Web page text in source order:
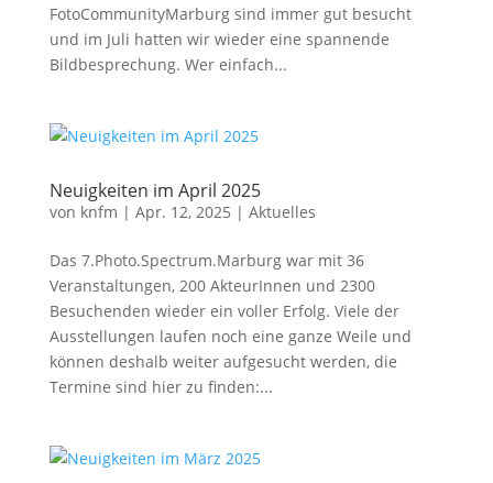
FotoCommunityMarburg sind immer gut besucht
und im Juli hatten wir wieder eine spannende
Bildbesprechung. Wer einfach...
Neuigkeiten im April 2025
von knfm | Apr. 12, 2025 | Aktuelles
Das 7.Photo.Spectrum.Marburg war mit 36
Veranstaltungen, 200 AkteurInnen und 2300
Besuchenden wieder ein voller Erfolg. Viele der
Ausstellungen laufen noch eine ganze Weile und
können deshalb weiter aufgesucht werden, die
Termine sind hier zu finden:...